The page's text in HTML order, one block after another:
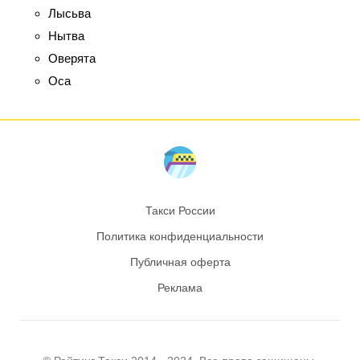
Лысьва
Нытва
Оверята
Оса
Такси России
Политика конфиденциальности
Публичная оферта
Реклама